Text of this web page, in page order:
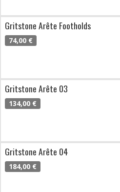
Gritstone Arête Footholds
74,00 €
Gritstone Arête 03
134,00 €
Gritstone Arête 04
184,00 €